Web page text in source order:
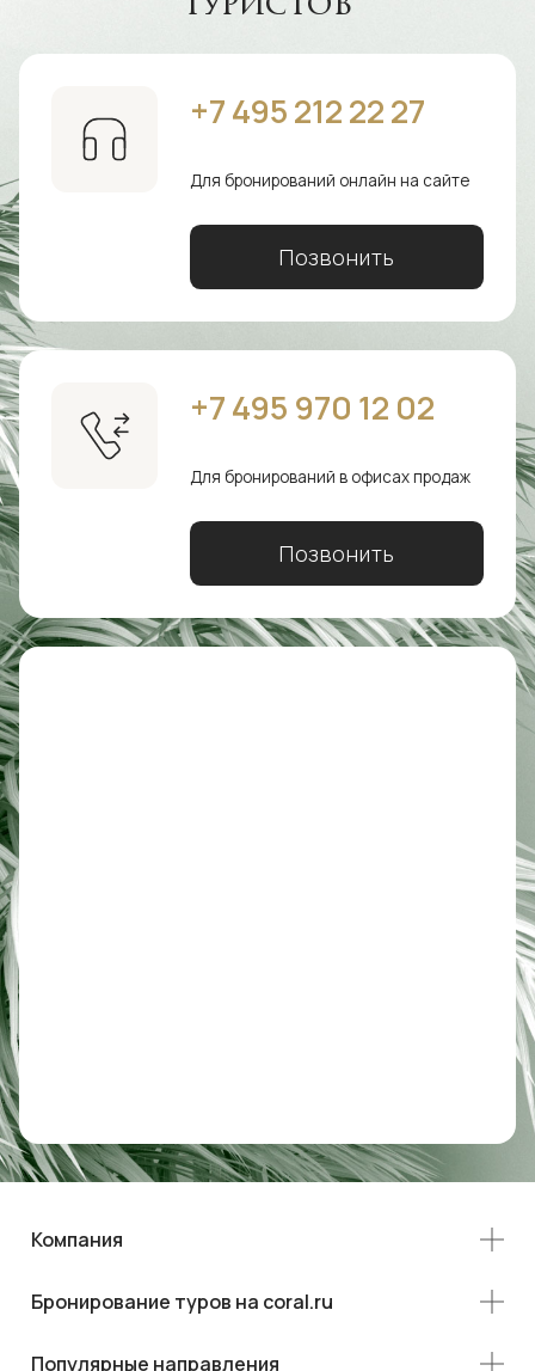
+7 495 2‍12 22 27
Для бронирований онлайн на сайте
Позвонить
+7 495 97‍0 12 02
Для бронирований в офисах продаж
Позвонить
Компания
Бронирование туров на coral.ru
Популярные направления